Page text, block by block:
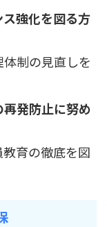
強化を図る方
制の見直しを
発防止に努め
育の徹底を図